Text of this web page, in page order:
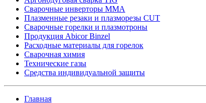
Сварочные инверторы MMA
Плазменные резаки и плазморезы CUT
Сварочные горелки и плазмотроны
Продукция Abicor Binzel
Расходные материалы для горелок
Сварочная химия
Технические газы
Средства индивидуальной защиты
Главная